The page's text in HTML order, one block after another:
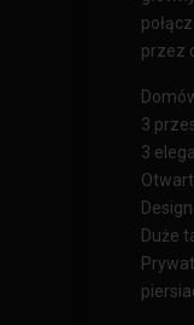
przez
3
3
Duże